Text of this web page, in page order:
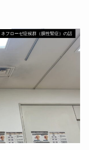
ネフローゼ症候群（膜性腎症）の話